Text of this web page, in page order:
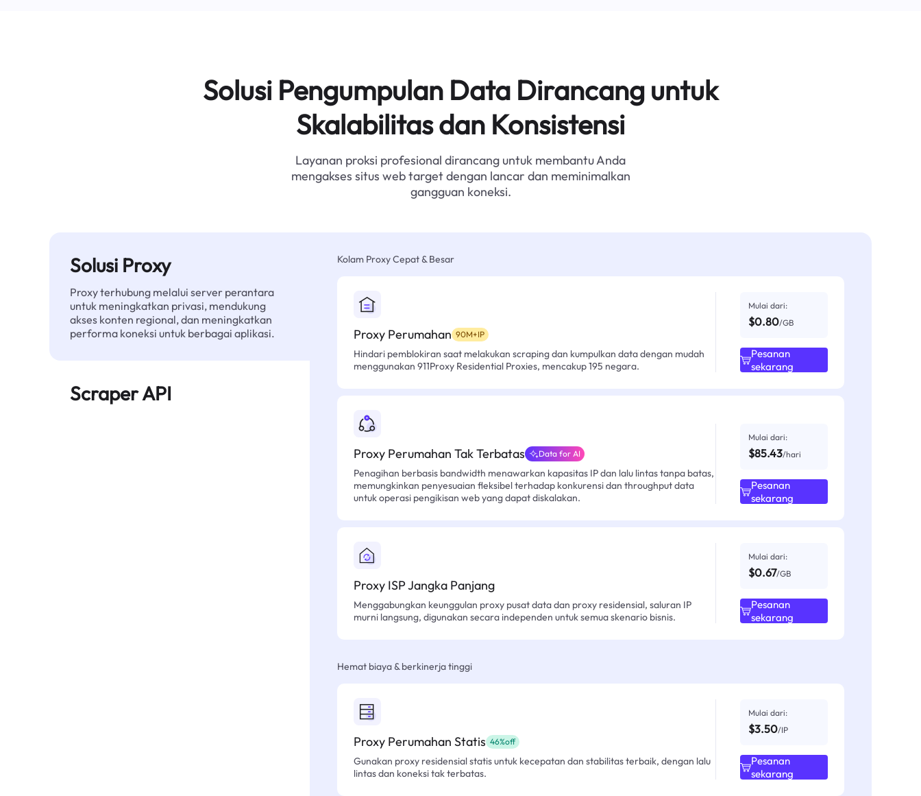
Solusi Pengumpulan Data Dirancang untuk
Skalabilitas dan Konsistensi
Layanan proksi profesional dirancang untuk membantu Anda
mengakses situs web target dengan lancar dan meminimalkan
gangguan koneksi.
Solusi Proxy
Proxy terhubung melalui server perantara
untuk meningkatkan privasi, mendukung
akses konten regional, dan meningkatkan
performa koneksi untuk berbagai aplikasi.
Scraper API
Kolam Proxy Cepat & Besar
Proxy Perumahan 90M+IP
Hindari pemblokiran saat melakukan scraping dan kumpulkan data dengan mudah
menggunakan 911Proxy Residential Proxies, mencakup 195 negara.
Mulai dari:
$0.80/GB
Pesanan
sekarang
Proxy Perumahan Tak Terbatas Data for AI
Penagihan berbasis bandwidth menawarkan kapasitas IP dan lalu lintas tanpa batas,
memungkinkan penyesuaian fleksibel terhadap konkurensi dan throughput data
untuk operasi pengikisan web yang dapat diskalakan.
Mulai dari:
$85.43/hari
Pesanan
sekarang
Proxy ISP Jangka Panjang
Menggabungkan keunggulan proxy pusat data dan proxy residensial, saluran IP
murni langsung, digunakan secara independen untuk semua skenario bisnis.
Mulai dari:
$0.67/GB
Pesanan
sekarang
Hemat biaya & berkinerja tinggi
Proxy Perumahan Statis 46%off
Gunakan proxy residensial statis untuk kecepatan dan stabilitas terbaik, dengan lalu
lintas dan koneksi tak terbatas.
Mulai dari:
$3.50/IP
Pesanan
sekarang